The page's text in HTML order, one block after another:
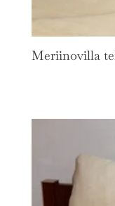
Meriinovilla